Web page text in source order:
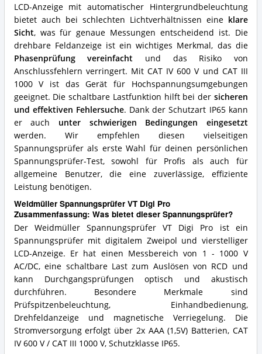
LCD-Anzeige mit automatischer Hintergrundbeleuchtung
bietet auch bei schlechten Lichtverhältnissen eine klare
Sicht, was für genaue Messungen entscheidend ist. Die
drehbare Feldanzeige ist ein wichtiges Merkmal, das die
Phasenprüfung vereinfacht und das Risiko von
Anschlussfehlern verringert. Mit CAT IV 600 V und CAT III
1000 V ist das Gerät für Hochspannungsumgebungen
geeignet. Die schaltbare Lastfunktion hilft bei der sicheren
und effektiven Fehlersuche. Dank der Schutzart IP65 kann
er auch unter schwierigen Bedingungen eingesetzt
werden. Wir empfehlen diesen vielseitigen
Spannungsprüfer als erste Wahl für deinen persönlichen
Spannungsprüfer-Test, sowohl für Profis als auch für
allgemeine Benutzer, die eine zuverlässige, effiziente
Leistung benötigen.
Weidmüller Spannungsprüfer VT Digi Pro
Zusammenfassung: Was bietet dieser Spannungsprüfer?
Der Weidmüller Spannungsprüfer VT Digi Pro ist ein
Spannungsprüfer mit digitalem Zweipol und vierstelliger
LCD-Anzeige. Er hat einen Messbereich von 1 - 1000 V
AC/DC, eine schaltbare Last zum Auslösen von RCD und
kann Durchgangsprüfungen optisch und akustisch
durchführen. Besondere Merkmale sind
Prüfspitzenbeleuchtung, Einhandbedienung,
Drehfeldanzeige und magnetische Verriegelung. Die
Stromversorgung erfolgt über 2x AAA (1,5V) Batterien, CAT
IV 600 V / CAT III 1000 V, Schutzklasse IP65.